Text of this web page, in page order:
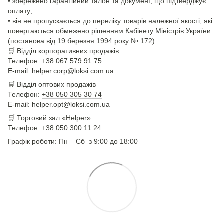
оплату;
• він не пропускається до переліку товарів належної якості, які
повертаються обмежено рішенням Кабінету Міністрів України
(постанова від 19 березня 1994 року № 172).
🛒 Відділ корпоративних продажів
Телефон: +38 067 579 91 75
E-mail: helper.corp@loksi.com.ua
🛒 Відділ оптових продажів
Телефон: +38 050 305 30 74
E-mail: helper.opt@loksi.com.ua
🛒 Торговий зал «Helper»
Телефон: +38 050 300 11 24
Графік роботи: Пн – Сб з 9:00 до 18:00